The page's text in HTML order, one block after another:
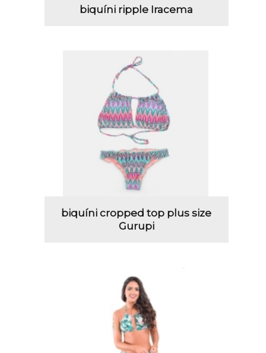
biquíni ripple Iracema
biquíni cropped top plus size
Gurupi